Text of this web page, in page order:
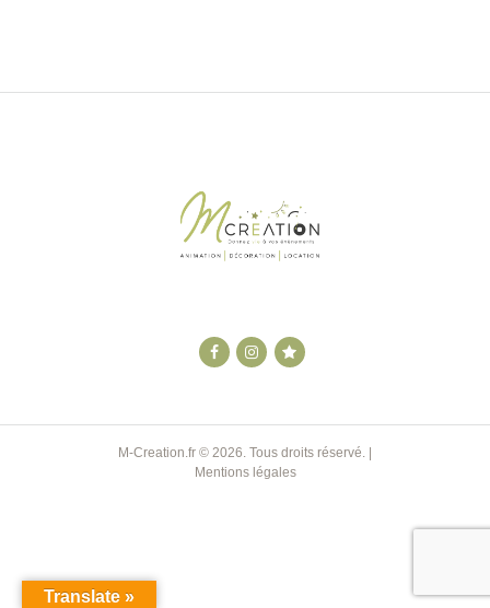
M-Creation.fr © 2026. Tous droits réservé. |
Mentions légales
Translate »